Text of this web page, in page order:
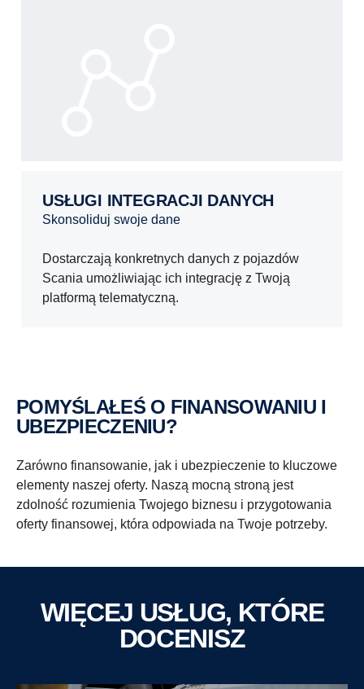
USŁUGI INTEGRACJI DANYCH
skonsoliduj swoje dane
Dostarczają konkretnych danych z pojazdów
Scania umożliwiając ich integrację z Twoją
platformą telematyczną.
POMYŚLAŁEŚ O FINANSOWANIU I
UBEZPIECZENIU?
Zarówno finansowanie, jak i ubezpieczenie to kluczowe
elementy naszej oferty. Naszą mocną stroną jest
zdolność rozumienia Twojego biznesu i przygotowania
oferty finansowej, która odpowiada na Twoje potrzeby.
WIĘCEJ USŁUG, KTÓRE
DOCENISZ